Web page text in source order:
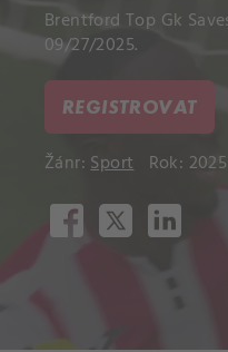
Brentford Top Gk
09/27/2025.
REGISTROVAT
Žánr:Sport Rok: 2025